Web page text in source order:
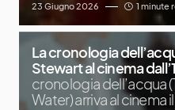
23 Giugno 2026 1 minute
La cronologia
Stewart al cinema
cronologia dell’acqua
Water) arriva al cinema